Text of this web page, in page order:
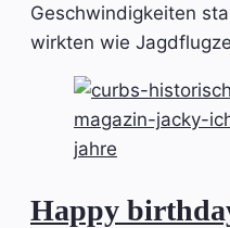
Geschwindigkeiten
wirkten wie
Happy